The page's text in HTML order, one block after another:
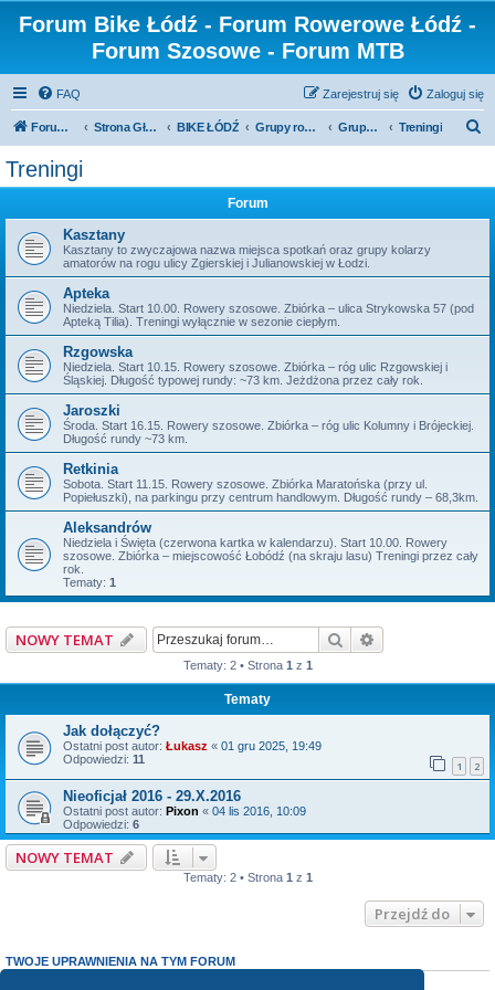
Forum Bike Łódź - Forum Rowerowe Łódź -
Forum Szosowe - Forum MTB
FAQ Zaloguj się
Zarejestruj się
Forum Bike Łódź - Forum Rowerowe Łódź - Forum Szosowe - Forum MTB Strona Główna BIKE ŁÓDŹ Grupy rowerowe Grupa Cyklomaniacy Treningi
Treningi
Forum
Kasztany
Kasztany to zwyczajowa nazwa miejsca spotkań oraz grupy kolarzy
amatorów na rogu ulicy Zgierskiej i Julianowskiej w Łodzi.
Apteka
Niedziela. Start 10.00. Rowery szosowe. Zbiórka – ulica Strykowska 57 (pod
Apteką Tilia). Treningi wyłącznie w sezonie ciepłym.
Rzgowska
Niedziela. Start 10.15. Rowery szosowe. Zbiórka – róg ulic Rzgowskiej i
Śląskiej. Długość typowej rundy: ~73 km. Jeżdżona przez cały rok.
Jaroszki
Środa. Start 16.15. Rowery szosowe. Zbiórka – róg ulic Kolumny i Brójeckiej.
Długość rundy ~73 km.
Retkinia
Sobota. Start 11.15. Rowery szosowe. Zbiórka Maratońska (przy ul.
Popiełuszki), na parkingu przy centrum handlowym. Długość rundy – 68,3km.
Aleksandrów
Niedziela i Święta (czerwona kartka w kalendarzu). Start 10.00. Rowery
szosowe. Zbiórka – miejscowość Łobódź (na skraju lasu) Treningi przez cały
rok.
Tematy: 1
NOWY TEMAT Szukaj
Tematy: 2 • Strona 1 z 1
Tematy
Jak dołączyć?
Ostatni post autor: Łukasz « 01 gru 2025, 19:49
Odpowiedzi: 11 1 2
Nieoficjał 2016 - 29.X.2016
Ostatni post autor: Pixon « 04 lis 2016, 10:09
Odpowiedzi: 6
NOWY TEMAT
Tematy: 2 • Strona 1 z 1
Przejdź do
TWOJE UPRAWNIENIA NA TYM FORUM